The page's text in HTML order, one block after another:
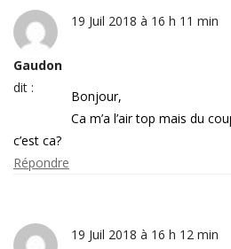
Gaudon
dit :
19 Juil 2018 à 16 h 11 min
Bonjour,
Ca m’a l’air top mais du
c’est ca?
Répondre
19 Juil 2018 à 16 h 12 min